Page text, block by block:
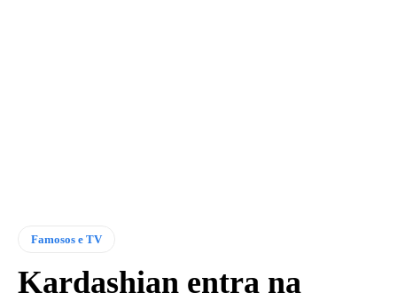
Famosos e TV
Kardashian entra na